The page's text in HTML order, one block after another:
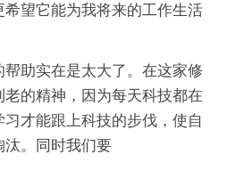
望它能为我将来的工作生活
助实在是太大了。在这家修
的精神，因为每天科技都在
才能跟上科技的步伐，使自
汰。同时我们要